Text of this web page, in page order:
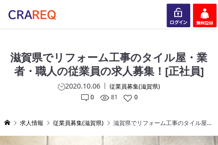
滋賀県でリフォーム工事のタイル屋・業
者・職人の従業員の求人募集！[正社員]
2020.10.06
従業員募集(滋賀県)
0
81 0
求人情報 従業員募集(滋賀県) 滋賀県でリフォーム工事のタイル屋・業者・職人の従業員の求人募集！[正社員]